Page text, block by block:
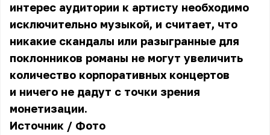
интерес аудитории к артисту необходимо
исключительно музыкой, и считает, что
никакие скандалы или разыгранные для
поклонников романы не могут увеличить
количество корпоративных концертов
и ничего не дадут с точки зрения
монетизации.
Источник / Фото